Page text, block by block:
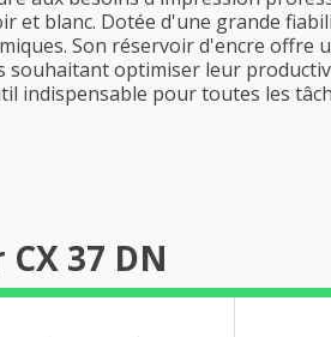
blanc. Dotée d'une grande
Son réservoir d'encre offre
optimiser leur
indispensable pour toutes les
37 DN